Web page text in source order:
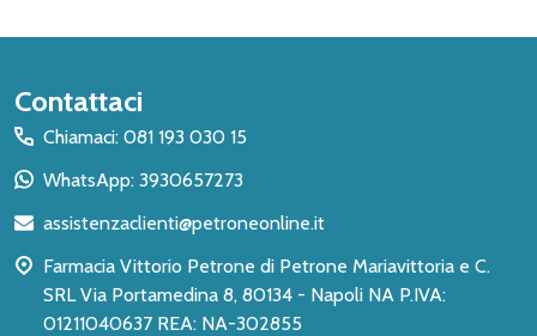
Inizio
del
piè
pagina
Contattaci
Chiamaci: 081 193 030 15
WhatsApp: 3930657273
assistenzaclienti@petroneonline.it
Farmacia Vittorio Petrone di Petrone Mariavittoria e C.
SRL Via Portamedina 8, 80134 - Napoli NA P.IVA:
01211040637 REA: NA-302855